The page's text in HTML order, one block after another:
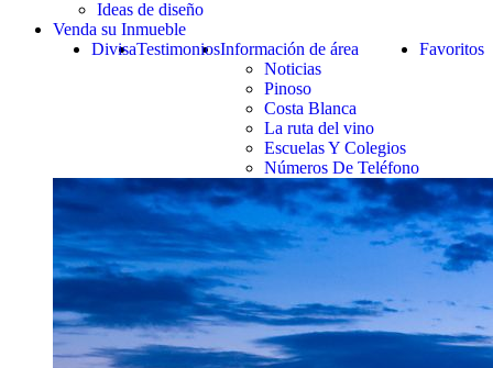
Ideas de diseño
Venda su Inmueble
Favoritos
Información de área
Noticias
Pinoso
Costa Blanca
La ruta del vino
Escuelas Y Colegios
Números De Teléfono
Testimonios
Divisa